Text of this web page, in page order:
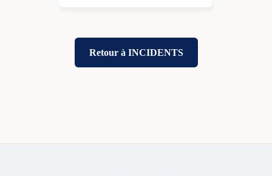
Retour à INCIDENTS